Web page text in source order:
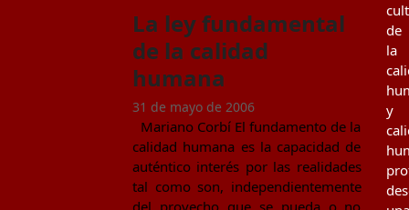
La ley fundamental
de la calidad
humana
31 de mayo de 2006
Mariano Corbí El fundamento de la
calidad humana es la capacidad de
auténtico interés por las realidades
tal como son, independientemente
del provecho que se pueda o no
de
la
y